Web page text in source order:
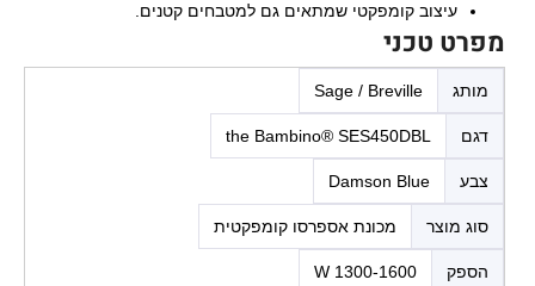
עיצוב קומפקטי שמתאים גם למטבחים קטנים.
מפרט טכני
מותג Sage / Breville
דגם the Bambino® SES450DBL
צבע Damson Blue
סוג מוצר מכונת אספרסו קומפקטית
הספק 1300-1600 W